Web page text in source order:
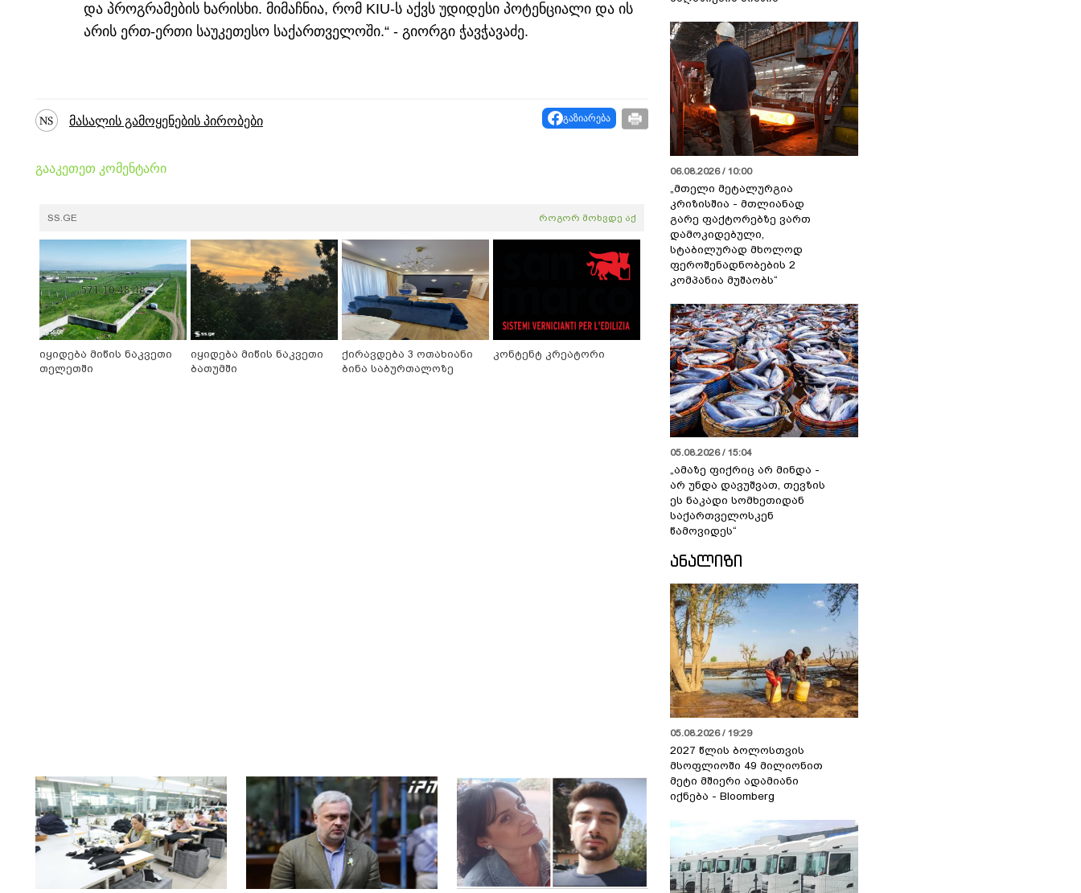
და პროგრამების ხარისხი. მიმაჩნია, რომ KIU-ს აქვს უდიდესი პოტენციალი და ის
არის ერთ-ერთი საუკეთესო საქართველოში.“ - გიორგი ჭავჭავაძე.
მასალის გამოყენების პირობები გაზიარება
გააკეთეთ კომენტარი
SS.GE როგორ მოხვდე აქ
იყიდება მიწის ნაკვეთი
თელეთში
იყიდება მიწის ნაკვეთი
ბათუმში
ქირავდება 3 ოთახიანი
ბინა საბურთალოზე
კონტენტ კრეატორი
06.08.2026 / 10:00
„მთელი მეტალურგია
კრიზისშია - მთლიანად
გარე ფაქტორებზე ვართ
დამოკიდებული,
სტაბილურად მხოლოდ
ფეროშენადნობების 2
კომპანია მუშაობს“
05.08.2026 / 15:04
„ამაზე ფიქრიც არ მინდა -
არ უნდა დავუშვათ, თევზის
ეს ნაკადი სომხეთიდან
საქართველოსკენ
წამოვიდეს“
ᲐᲜᲐᲚᲘᲖᲘ
05.08.2026 / 19:29
2027 წლის ბოლოსთვის
მსოფლიოში 49 მილიონით
მეტი მშიერი ადამიანი
იქნება - Bloomberg